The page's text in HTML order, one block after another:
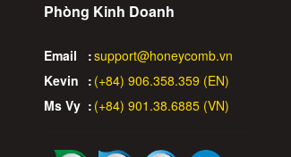
Phòng Kinh Doanh
Email :support@honeycomb.vn
Kevin : (+84) 906.358.359 (EN)
Ms Vy : (+84) 901.38.6885 (VN)